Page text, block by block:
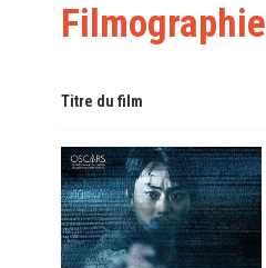
Filmographie
Titre du film